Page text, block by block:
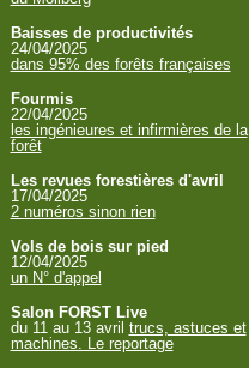
Baisses de productivités
24/04/2025
dans 95% des forêts françaises
Fourmis
22/04/2025
les ingénieures et infirmières de la
forêt
Les revues forestières d'avril
17/04/2025
2 numéros sinon rien
Vols de bois sur pied
12/04/2025
un N° d'appel
Salon FORST Live
du 11 au 13 avril trucs, astuces et
machines. Le reportage